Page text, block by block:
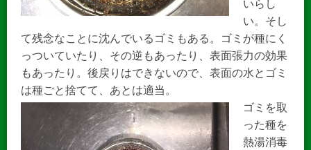
いらし
い。そし
て残念なことに沈んでいるゴミもある。ゴミが種にく
っついていたり、その逆もあったり、表面張力の効果
もあったり。後戻りはできないので、表面の水とゴミ
は種ごと捨てて、あとは適当。
ゴミを取
った種を
熱湯消毒